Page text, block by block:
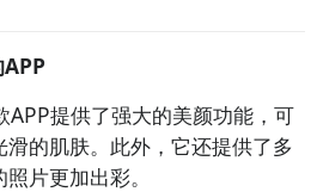
提供了强大的美颜功能，可
的肌肤。此外，它还提供了多
片更加出彩。